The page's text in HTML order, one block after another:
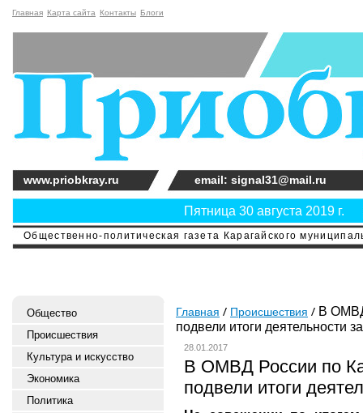
Главная Карта сайта Контакты Блоги
Общественно-политическая газета Карагайского
Пятница 30 августа 2019 г.
www.priobkray.ru email: signal31@mail.ru
Общество
Происшествия
Культура и искусство
Экономика
Политика
Главная Происшествия
В ОМВД
подвели итоги деятельности
28.01.2017
В ОМВД России по
подвели итоги